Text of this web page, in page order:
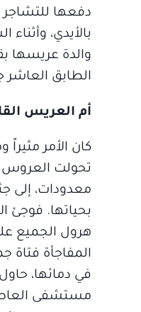
دفعها
بالأيدي،
والدة عريسها
الطابق العاشر
أم العريس
كان الأمر
تحولت العروس
معدودات، إلى
بحياتها. فوجئ
هرول الجميع
المفاجأة فتاة
في دمائها،
مستشفى